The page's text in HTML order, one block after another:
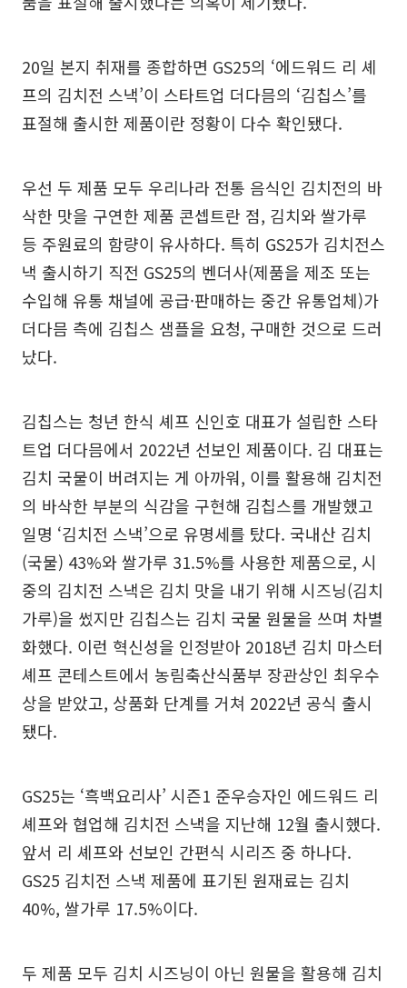
20일 본지 취재를 종합하면 GS25의 ‘에드워드 리 셰
프의 김치전 스낵’이 스타트업 더다믐의 ‘김칩스’를
표절해 출시한 제품이란 정황이 다수 확인됐다.
우선 두 제품 모두 우리나라 전통 음식인 김치전의 바
삭한 맛을 구연한 제품 콘셉트란 점, 김치와 쌀가루
등 주원료의 함량이 유사하다. 특히 GS25가 김치전스
낵 출시하기 직전 GS25의 벤더사(제품을 제조 또는
수입해 유통 채널에 공급·판매하는 중간 유통업체)가
더다믐 측에 김칩스 샘플을 요청, 구매한 것으로 드러
났다.
김칩스는 청년 한식 셰프 신인호 대표가 설립한 스타
트업 더다믐에서 2022년 선보인 제품이다. 김 대표는
김치 국물이 버려지는 게 아까워, 이를 활용해 김치전
의 바삭한 부분의 식감을 구현해 김칩스를 개발했고
일명 ‘김치전 스낵’으로 유명세를 탔다. 국내산 김치
(국물) 43%와 쌀가루 31.5%를 사용한 제품으로, 시
중의 김치전 스낵은 김치 맛을 내기 위해 시즈닝(김치
가루)을 썼지만 김칩스는 김치 국물 원물을 쓰며 차별
화했다. 이런 혁신성을 인정받아 2018년 김치 마스터
셰프 콘테스트에서 농림축산식품부 장관상인 최우수
상을 받았고, 상품화 단계를 거쳐 2022년 공식 출시
됐다.
GS25는 ‘흑백요리사’ 시즌1 준우승자인 에드워드 리
셰프와 협업해 김치전 스낵을 지난해 12월 출시했다.
앞서 리 셰프와 선보인 간편식 시리즈 중 하나다.
GS25 김치전 스낵 제품에 표기된 원재료는 김치
40%, 쌀가루 17.5%이다.
두 제품 모두 김치 시즈닝이 아닌 원물을 활용해 김치